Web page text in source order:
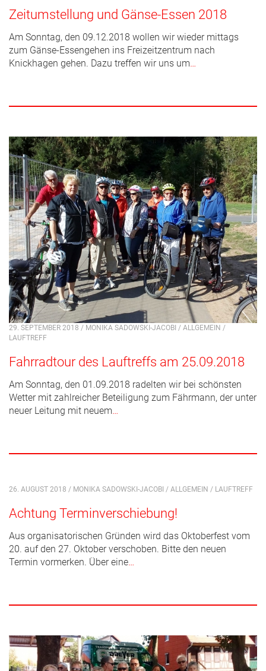
Zeitumstellung und Gänse-Essen 2018
Am Sonntag, den 09.12.2018 wollen wir wieder mittags
zum Gänse-Essengehen ins Freizeitzentrum nach
Knickhagen gehen. Dazu treffen wir uns um…
29. SEPTEMBER 2018 / MONIKA SADOWSKI-JACOBI / ALLGEMEIN /
LAUFTREFF
Fahrradtour des Lauftreffs am 25.09.2018
Am Sonntag, den 01.09.2018 radelten wir bei schönsten
Wetter mit zahlreicher Beteiligung zum Fährmann, der unter
neuer Leitung mit neuem…
26. AUGUST 2018 / MONIKA SADOWSKI-JACOBI / ALLGEMEIN / LAUFTREFF
Achtung Terminverschiebung!
Aus organisatorischen Gründen wird das Oktoberfest vom
20. auf den 27. Oktober verschoben. Bitte den neuen
Termin vormerken. Über eine…